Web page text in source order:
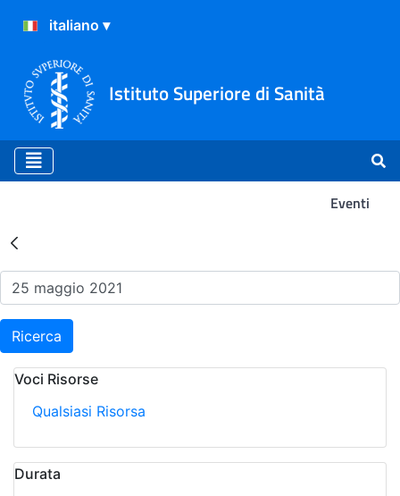
Istituto Superiore di Sanità
Eventi
Risultati della Ricerca -
Ricerca
Voci Risorse
Qualsiasi Risorsa
Durata